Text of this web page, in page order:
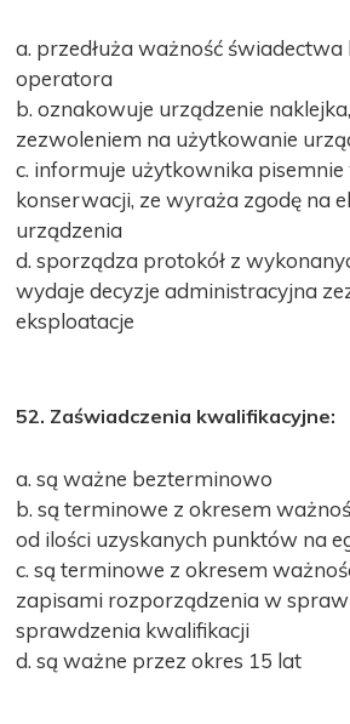
a. przedłuża ważność
operatora
b. oznakowuje urządzenie
zezwoleniem na użytkowanie
c. informuje użytkownika pisemnie
konserwacji, ze wyraża zgodę na
urządzenia
d. sporządza protokół z
wydaje decyzje administracyjna
eksploatacje
52. Zaświadczenia kwalifikacyjne:
a. są ważne bezterminowo
b. są terminowe z okresem
od ilości uzyskanych punktów na
c. są terminowe z okresem
zapisami rozporządzenia w
sprawdzenia kwalifikacji
d. są ważne przez okres 15 lat